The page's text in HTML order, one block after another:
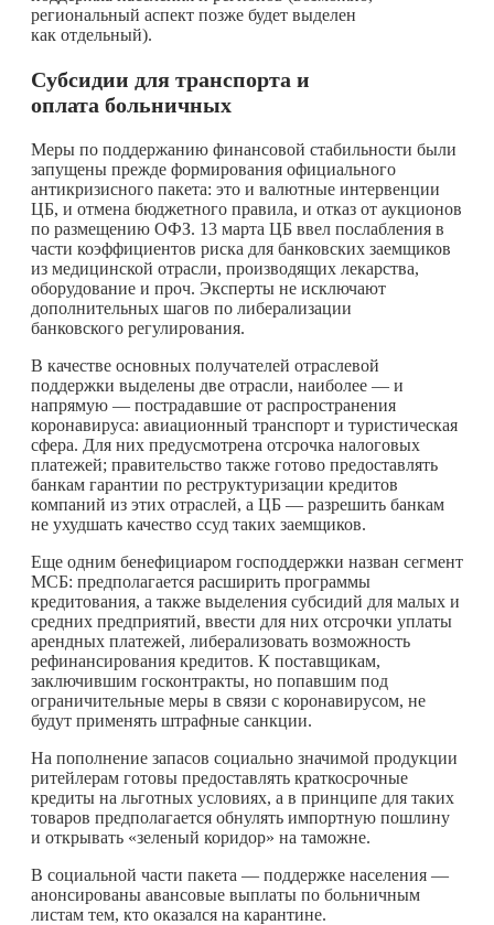
региональный аспект позже будет выделен
как отдельный).
Субсидии для транспорта и
оплата больничных
Меры по поддержанию финансовой стабильности были
запущены прежде формирования официального
антикризисного пакета: это и валютные интервенции
ЦБ, и отмена бюджетного правила, и отказ от аукционов
по размещению ОФЗ. 13 марта ЦБ ввел послабления в
части коэффициентов риска для банковских заемщиков
из медицинской отрасли, производящих лекарства,
оборудование и проч. Эксперты не исключают
дополнительных шагов по либерализации
банковского регулирования.
В качестве основных получателей отраслевой
поддержки выделены две отрасли, наиболее — и
напрямую — пострадавшие от распространения
коронавируса: авиационный транспорт и туристическая
сфера. Для них предусмотрена отсрочка налоговых
платежей; правительство также готово предоставлять
банкам гарантии по реструктуризации кредитов
компаний из этих отраслей, а ЦБ — разрешить банкам
не ухудшать качество ссуд таких заемщиков.
Еще одним бенефициаром господдержки назван сегмент
МСБ: предполагается расширить программы
кредитования, а также выделения субсидий для малых и
средних предприятий, ввести для них отсрочки уплаты
арендных платежей, либерализовать возможность
рефинансирования кредитов. К поставщикам,
заключившим госконтракты, но попавшим под
ограничительные меры в связи с коронавирусом, не
будут применять штрафные санкции.
На пополнение запасов социально значимой продукции
ритейлерам готовы предоставлять краткосрочные
кредиты на льготных условиях, а в принципе для таких
товаров предполагается обнулять импортную пошлину
и открывать «зеленый коридор» на таможне.
В социальной части пакета — поддержке населения —
анонсированы авансовые выплаты по больничным
листам тем, кто оказался на карантине.